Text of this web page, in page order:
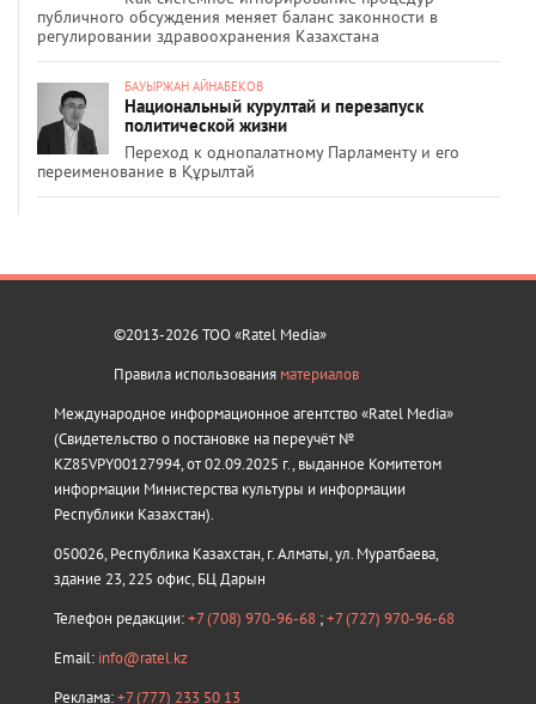
публичного обсуждения меняет баланс законности в
регулировании здравоохранения Казахстана
БАУЫРЖАН АЙНАБЕКОВ
Национальный курултай и перезапуск
политической жизни
Переход к однопалатному Парламенту и его
переименование в Құрылтай
©2013-2026 ТОО «Ratel Media»
Правила использования материалов
Международное информационное агентство «Ratel Media»
(Свидетельство о постановке на переучёт №
KZ85VPY00127994, от 02.09.2025 г., выданное Комитетом
информации Министерства культуры и информации
Республики Казахстан).
050026, Республика Казахстан, г. Алматы, ул. Муратбаева,
здание 23, 225 офис, БЦ Дарын
Телефон редакции:+7 (708) 970-96-68 ;+7 (727) 970-96-68
Email: info@ratel.kz
Реклама:+7 (777) 233 50 13